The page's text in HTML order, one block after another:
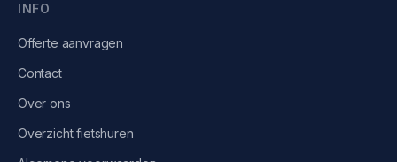
INFO
Offerte aanvragen
Contact
Over ons
Overzicht fietshuren